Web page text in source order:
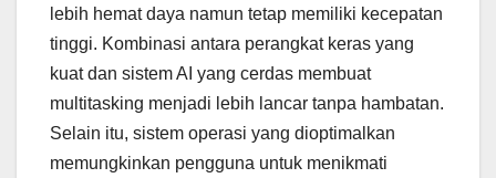
lebih hemat daya namun tetap memiliki kecepatan
tinggi. Kombinasi antara perangkat keras yang
kuat dan sistem AI yang cerdas membuat
multitasking menjadi lebih lancar tanpa hambatan.
Selain itu, sistem operasi yang dioptimalkan
memungkinkan pengguna untuk menikmati